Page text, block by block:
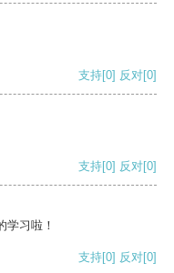
支持[0] 反对[0]
支持[0] 反对[0]
学习啦！
支持[0] 反对[0]